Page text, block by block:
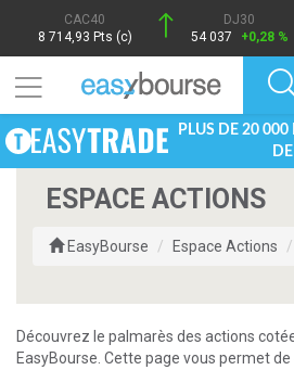
CAC40
8 714,93 Pts (c)
DJ30
54 037
+0,28 %
PLUS DE 20
ESPACE ACTIONS
EasyBourse Espace Actions
Découvrez le palmarès des actions
EasyBourse. Cette page vous permet